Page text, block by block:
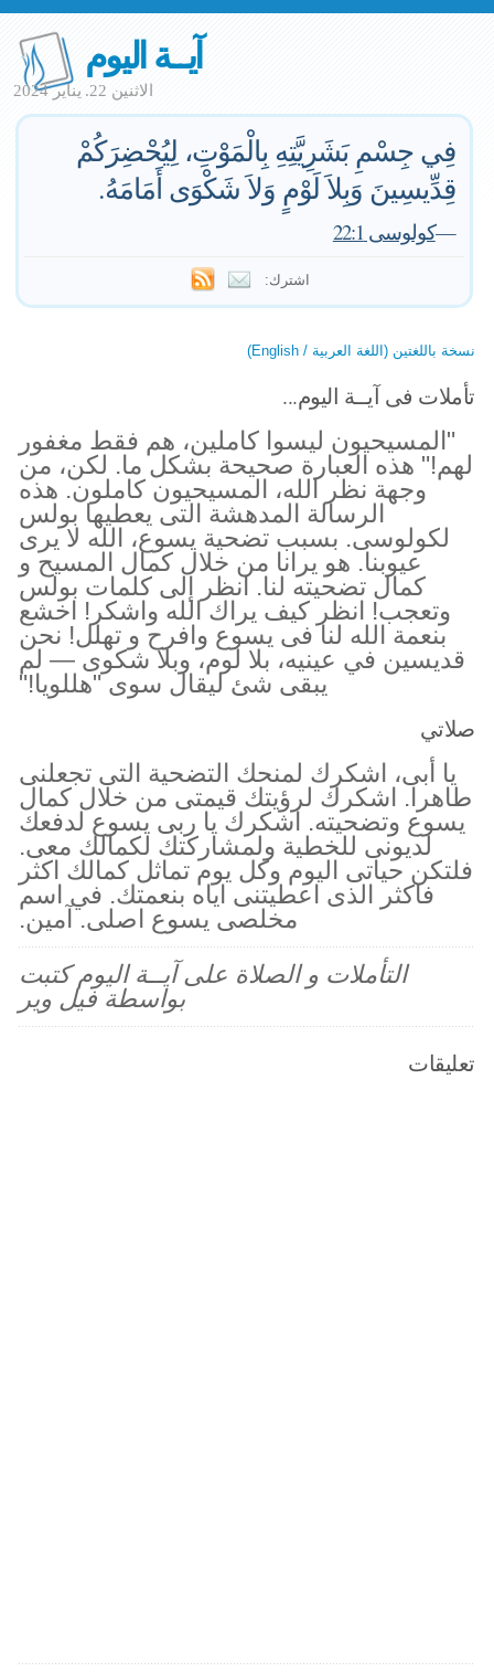
آيــة اليوم
الاثنين 22. يناير 2024
فِي جِسْمِ بَشَرِيَّتِهِ بِالْمَوْتِ، لِيُحْضِرَكُمْ
قِدِّيسِينَ وَبِلاَ لَوْمٍ وَلاَ شَكْوَى أَمَامَهُ.
—كولوسى 22:1
اشترك:
نسخة باللغتين (اللغة العربية / English)
تأملات فى آيــة اليوم...
"المسيحيون ليسوا كاملين، هم فقط مغفور
لهم!" هذه العبارة صحيحة بشكل ما. لكن، من
وجهة نظر الله، المسيحيون كاملون. هذه
الرسالة المدهشة التى يعطيها بولس
لكولوسى. بسبب تضحية يسوع، الله لا يرى
عيوبنا. هو يرانا من خلال كمال المسيح و
كمال تضحيته لنا. انظر إلى كلمات بولس
وتعجب! انظر كيف يراك الله واشكر! اخشع
بنعمة الله لنا فى يسوع وافرح و تهلل! نحن
قديسين في عينيه، بلا لوم، وبلا شكوى — لم
يبقى شئ ليقال سوى "هللويا!"
صلاتي
يا أبى، اشكرك لمنحك التضحية التى تجعلنى
طاهرا. اشكرك لرؤيتك قيمتى من خلال كمال
يسوع وتضحيته. اشكرك يا ربى يسوع لدفعك
لديونى للخطية ولمشاركتك لكمالك معى.
فلتكن حياتى اليوم وكل يوم تماثل كمالك اكثر
فاكثر الذى اعطيتنى اياه بنعمتك. في اسم
مخلصى يسوع اصلى. آمين.
التأملات و الصلاة على آيــة اليوم كتبت
بواسطة فيل وير
تعليقات